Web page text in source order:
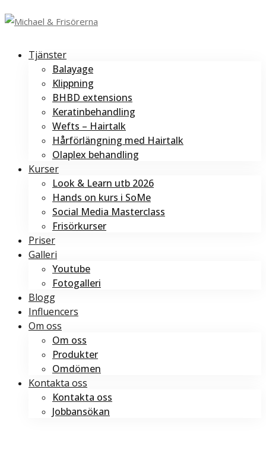
Tjänster
Balayage
Klippning
BHBD extensions
Keratinbehandling
Wefts – Hairtalk
Hårförlängning med Hairtalk
Olaplex behandling
Kurser
Look & Learn utb 2026
Hands on kurs i SoMe
Social Media Masterclass
Frisörkurser
Priser
Galleri
Youtube
Fotogalleri
Blogg
Influencers
Om oss
Om oss
Produkter
Omdömen
Kontakta oss
Kontakta oss
Jobbansökan